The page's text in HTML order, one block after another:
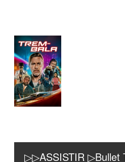
▷▷ASSISTIR ▷Bullet